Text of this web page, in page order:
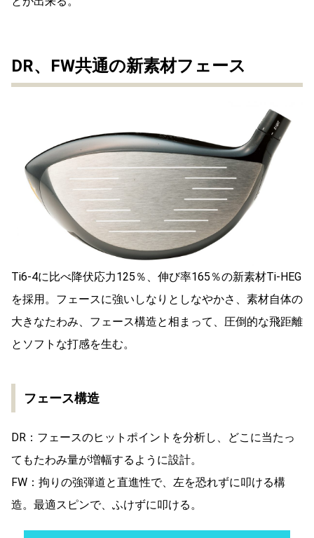
DR、FW共通の新素材フェース
Ti6-4に比べ降伏応力125％、伸び率165％の新素材Ti-HEG
を採用。フェースに強いしなりとしなやかさ、素材自体の
大きなたわみ、フェース構造と相まって、圧倒的な飛距離
とソフトな打感を生む。
フェース構造
DR：フェースのヒットポイントを分析し、どこに当たっ
てもたわみ量が増幅するように設計。
FW：拘りの強弾道と直進性で、左を恐れずに叩ける構
造。最適スピンで、ふけずに叩ける。